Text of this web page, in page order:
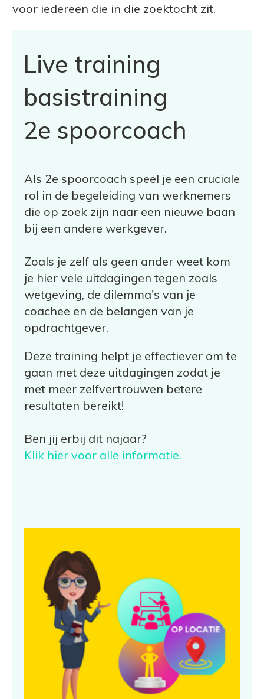
voor iedereen die in die zoektocht zit.
Live training
basistraining
2e spoorcoach
Als 2e spoorcoach speel je een cruciale
rol in de begeleiding van werknemers
die op zoek zijn naar een nieuwe baan
bij een andere werkgever.
Zoals je zelf als geen ander weet kom
je hier vele uitdagingen tegen zoals
wetgeving, de dilemma's van je
coachee en de belangen van je
opdrachtgever.
Deze training helpt je effectiever om te
gaan met deze uitdagingen zodat je
met meer zelfvertrouwen betere
resultaten bereikt!
Ben jij erbij dit najaar?
Klik hier voor alle informatie.